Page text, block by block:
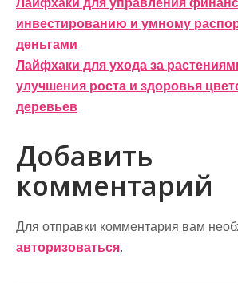
а
в
и
г
а
ц
и
я
инвестированию и умному
деньгами
Лайфхаки для ухода за
улучшения роста и здоровья
деревьев
Добавить
комментарий
Для отправки комментария вам
авторизоваться.